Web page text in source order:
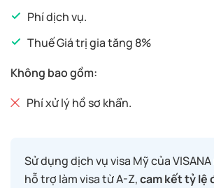
Phí dịch vụ.
Thuế Giá trị gia tăng 8%
Không bao gồm:
Phí xử lý hồ sơ khẩn.
Sử dụng dịch vụ visa Mỹ của
hỗ trợ làm visa từ A-Z,cam kết tỷ lệ